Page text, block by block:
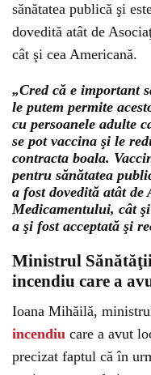
sănătatea publică şi
dovedită atât de
cât şi cea Americană.
„Cred că e important
le putem permite
cu persoanele adulte
se pot vaccina şi le
contracta boala.
pentru sănătatea
a fost dovedită atât de
Medicamentului, cât
a şi fost acceptată şi
Ministrul
incendiu care a
Ioana Mihăilă,
incendiu care a avut
precizat faptul că în